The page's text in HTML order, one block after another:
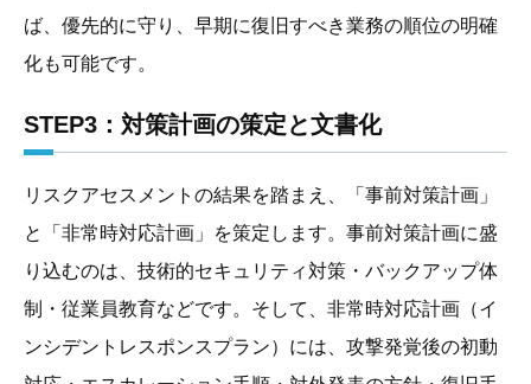
ば、優先的に守り、早期に復旧すべき業務の順位の明確
化も可能です。
STEP3：対策計画の策定と文書化
リスクアセスメントの結果を踏まえ、「事前対策計画」
と「非常時対応計画」を策定します。事前対策計画に盛
り込むのは、技術的セキュリティ対策・バックアップ体
制・従業員教育などです。そして、非常時対応計画（イ
ンシデントレスポンスプラン）には、攻撃発覚後の初動